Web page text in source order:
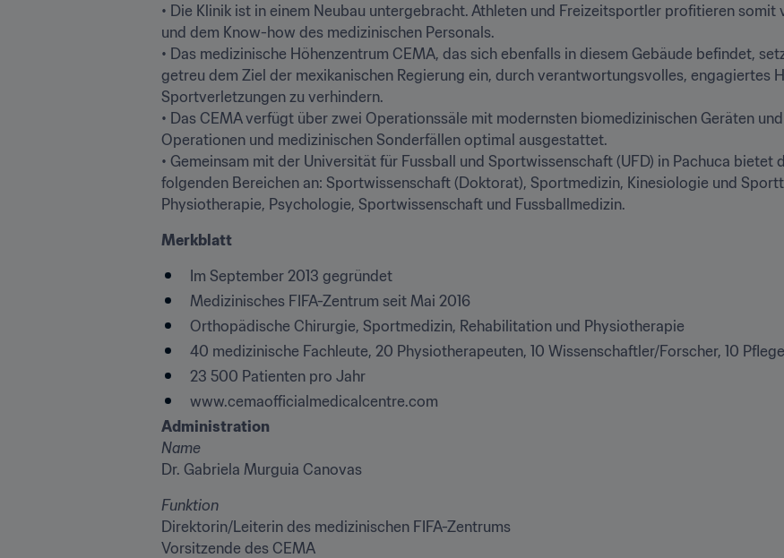
• Die Klinik ist in einem Neubau untergebracht. Athleten und Freizeitsportler profitieren
und dem Know-how des medizinischen Personals.
• Das medizinische Höhenzentrum CEMA, das sich ebenfalls in diesem Gebäude befindet,
getreu dem Ziel der mexikanischen Regierung ein, durch verantwortungsvolles, engagiertes
Sportverletzungen zu verhindern.
• Das CEMA verfügt über zwei Operationssäle mit modernsten biomedizinischen Geräten
Operationen und medizinischen Sonderfällen optimal ausgestattet.
• Gemeinsam mit der Universität für Fussball und Sportwissenschaft (UFD) in Pachuca bietet
folgenden Bereichen an: Sportwissenschaft (Doktorat), Sportmedizin, Kinesiologie und
Physiotherapie, Psychologie, Sportwissenschaft und Fussballmedizin.
Merkblatt
Im September 2013 gegründet
Medizinisches FIFA-Zentrum seit Mai 2016
Orthopädische Chirurgie, Sportmedizin, Rehabilitation und Physiotherapie
40 medizinische Fachleute, 20 Physiotherapeuten, 10 Wissenschaftler/Forscher, 10
23 500 Patienten pro Jahr
www.cemaofficialmedicalcentre.com
Administration
Name
Dr. Gabriela Murguia Canovas
Funktion
Direktorin/Leiterin des medizinischen FIFA-Zentrums
Vorsitzende des CEMA